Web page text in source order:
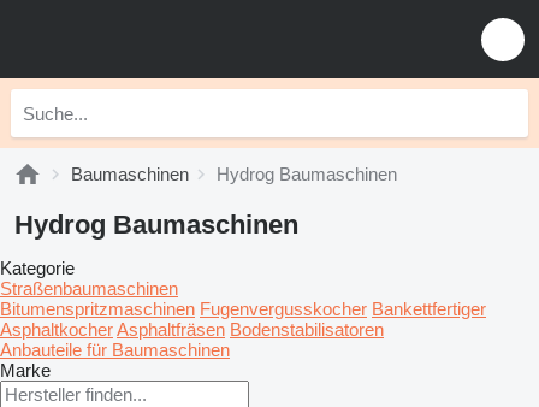
Baumaschinen Hydrog Baumaschinen
Hydrog Baumaschinen
Kategorie
Straßenbaumaschinen
Bitumenspritzmaschinen Fugenvergusskocher Bankettfertiger
AsphaltkocherAsphaltfräsen Bodenstabilisatoren
Anbauteile für Baumaschinen
Marke